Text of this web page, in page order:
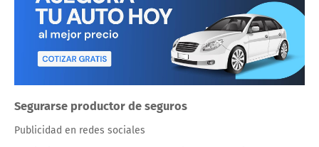
Segurarse productor de seguros
Publicidad en redes sociales